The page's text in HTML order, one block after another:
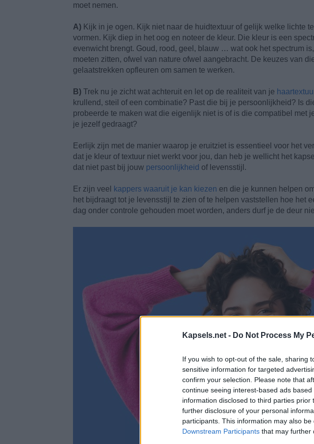
Kapsels.net - Do Not Process My
If you wish to opt-out of the sale, sharing
sensitive information for targeted
confirm your selection. Please note that
continue seeing interest-based ads
information disclosed to third parties
further disclosure of your personal
participants. This information may also
Downstream Participants that may further
moet nemen.
A)Kijk in je ogen. Kijk niet naar de huidtextuur of gelijk welke lichte
vormen. Kijk diep in het oog en noteer de kleur. Die kleur is een
evenwicht brengt. Goud, rood, geel, blauw … wat ook het spectrum
moeten zitten, ofwel van nature ofwel aangebracht. De keuzes van
gelaatstrekken opfleuren om samen te werken.
B)Trek nu je zicht wat achteruit en let op de realiteit van je
krullend, steil of een combinatie? Past die bij je persoonlijkheid? Is
probeerde te maken wat die eigenlijk niet is of is die compatibel met
je jezelf gedraagt?
Eerlijk zijn met de manier waarop je eruitziet is essentieel voor het
dat je kleur of textuur niet werkt voor jou, dan heb je wellicht het
dat niet past bij jouw persoonlijkheid of levensstijl.
Er zijn veel kappers waaruit je kan kiezen en die je kunnen helpen
het bijdraagt tot je levensstijl te zien of te helpen vaststellen hoe het
dag onder controle gehouden moet worden, anders durf je de deur